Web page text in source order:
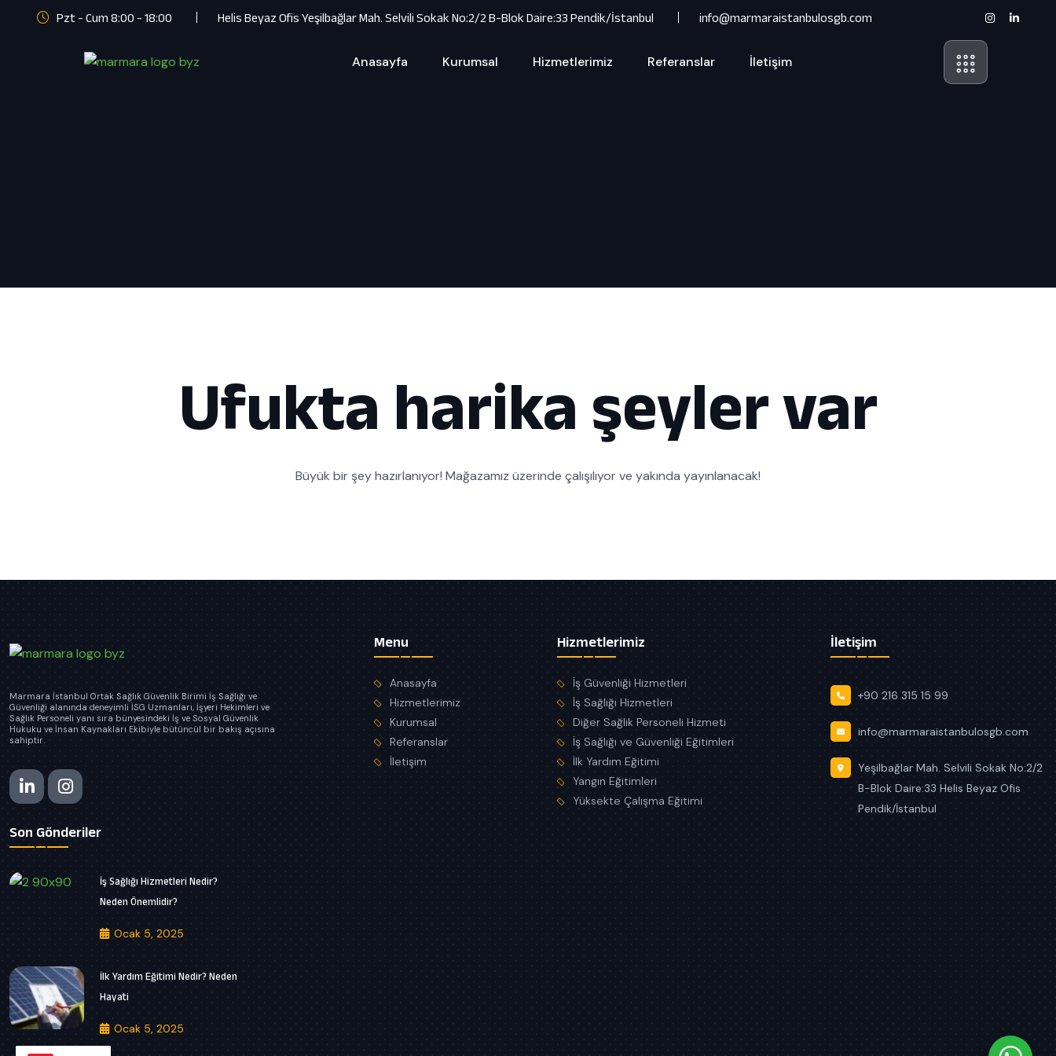
Pzt - Cum 8:00 - 18:00 Helis Beyaz Ofis Yeşilbağlar Mah. Selvili Sokak No:2/2 B-Blok Daire:33 Pendik/İstanbul info@marmaraistanbulosgb.com
Anasayfa Kurumsal Hizmetlerimiz Referanslar İletişim
Ufukta harika şeyler var
Büyük bir şey hazırlanıyor! Mağazamız üzerinde çalışılıyor ve yakında yayınlanacak!
Marmara İstanbul Ortak Sağlık Güvenlik Birimi İş Sağlığı ve
Güvenliği alanında deneyimli İSG Uzmanları, İşyeri Hekimleri ve
Sağlık Personeli yanı sıra bünyesindeki İş ve Sosyal Güvenlik
Hukuku ve İnsan Kaynakları Ekibiyle bütüncül bir bakış açısına
sahiptir.
Menu
Anasayfa
Hizmetlerimiz
Kurumsal
Referanslar
İletişim
Hizmetlerimiz
İş Güvenliği Hizmetleri
İş Sağlığı Hizmetleri
Diğer Sağlık Personeli Hizmeti
İş Sağlığı ve Güvenliği Eğitimleri
İlk Yardım Eğitimi
Yangın Eğitimleri
Yüksekte Çalışma Eğitimi
İletişim
+90 216 315 15 99
info@marmaraistanbulosgb.com
Yeşilbağlar Mah. Selvili Sokak No:2/2
B-Blok Daire:33 Helis Beyaz Ofis
Pendik/İstanbul
Son Gönderiler
İş Sağlığı Hizmetleri Nedir?
Neden Önemlidir?
Ocak 5, 2025
İlk Yardım Eğitimi Nedir? Neden
Hayati
Ocak 5, 2025